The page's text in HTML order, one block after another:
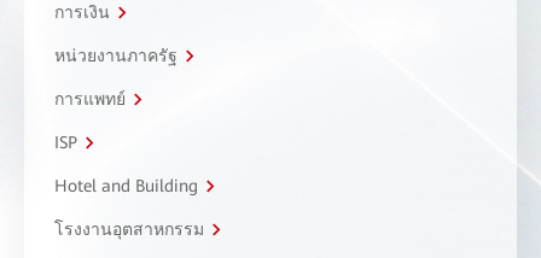
การเงิน
หน่วยงานภาครัฐ
การแพทย์
ISP
Hotel and Building
โรงงานอุตสาหกรรม